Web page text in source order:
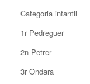
Categoria infantil
1r Pedreguer
2n Petrer
3r Ondara